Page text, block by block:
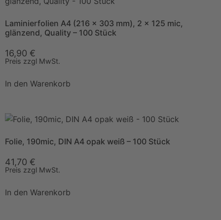
Laminierfolien A4 (216 x 303 mm), 2 x 125 mic,
glänzend, Quality – 100 Stück
16,90 €
Preis zzgl MwSt.
In den Warenkorb
Folie, 190mic, DIN A4 opak weiß – 100 Stück
41,70 €
Preis zzgl MwSt.
In den Warenkorb